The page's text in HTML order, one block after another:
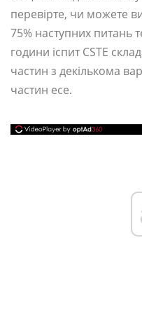
перевірте, чи можете
75% наступних питань
години іспит CSTE
частин з декількома
частин есе.